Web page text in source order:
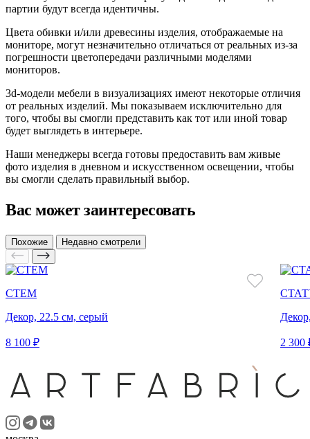
партии будут всегда идентичны.
Цвета обивки и/или древесины изделия, отображаемые на
мониторе, могут незначительно отличаться от реальных из-за
погрешности цветопередачи различными моделями
мониторов.
3d-модели мебели в визуализациях имеют некоторые отличия
от реальных изделий. Мы показываем исключительно для
того, чтобы вы смогли представить как тот или иной товар
будет выглядеть в интерьере.
Наши менеджеры всегда готовы предоставить вам живые
фото изделия в дневном и искусственном освещении, чтобы
вы смогли сделать правильный выбор.
Вас может заинтересовать
Похожие Недавно смотрели
СТЕМ
Декор, 22.5 см, серый
8 100 ₽ 2 300